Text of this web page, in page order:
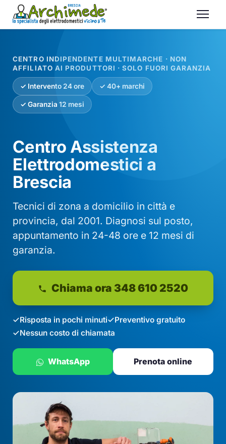
CENTRO INDIPENDENTE MULTIMARCHE · NON
AFFILIATO AI PRODUTTORI · SOLO FUORI GARANZIA
✓ Intervento 24 ore ✓ 40+ marchi
✓ Garanzia 12 mesi
Centro Assistenza
Elettrodomestici a
Brescia
Tecnici di zona a domicilio in città e
provincia, dal 2001. Diagnosi sul posto,
appuntamento in 24-48 ore e 12 mesi di
garanzia.
Chiama ora 348 610 2520
Risposta in pochi minuti
Preventivo gratuito
Nessun costo di chiamata
WhatsApp Prenota online